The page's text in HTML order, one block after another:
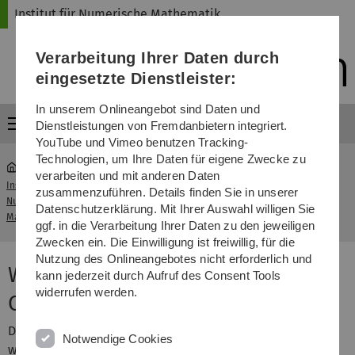
Direkt
Direkt
Direkt
(Sprache,
Drucken,
Media)
Direkt
Direkt
Institut für Numerische Mathematik
Menü
Institut für
Numerische
Mathematik
Seminar Wissenschaftliches Arbeiten
in CSE - WiSe 2018/2019
Wissenschaftliches Arbeiten in
CSE - Wintersemester 2018/2019
Das Seminar führt in die Grundprinzipien des
wissenschaftlichen Arbeitens an Universitäten und
Verarbeitung Ihrer Daten durch
eingesetzte Dienstleister:
In unserem Onlineangebot sind Daten und
Dienstleistungen von Fremdanbietern integriert.
YouTube und Vimeo benutzen Tracking-
Technologien, um Ihre Daten für eigene Zwecke zu
verarbeiten und mit anderen Daten
zusammenzuführen. Details finden Sie in unserer
Datenschutzerklärung. Mit Ihrer Auswahl willigen Sie
ggf. in die Verarbeitung Ihrer Daten zu den jeweiligen
Zwecken ein. Die Einwilligung ist freiwillig, für die
Nutzung des Onlineangebotes nicht erforderlich und
kann jederzeit durch Aufruf des Consent Tools
widerrufen werden.
Notwendige Cookies